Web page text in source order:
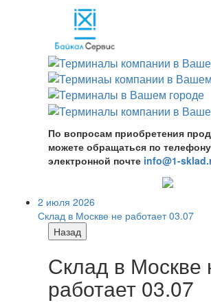
По вопросам приобретения
можете обращаться по
электронной почте info@1-
2 июля 2026
Склад в Москве не работает 03.07
Назад
Склад в Москве
работает 03.07